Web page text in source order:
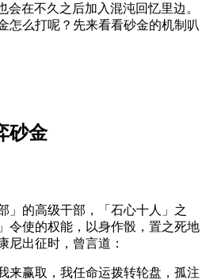
会在不久之后加入混沌回忆里边。
怎么打呢？先来看看砂金的机制叭
砂金
」的高级干部，「石心十人」之
令使的权能，以身作骰，置之死地
尼出征时，曾言道：
来赢取，我任命运拨转轮盘，孤注